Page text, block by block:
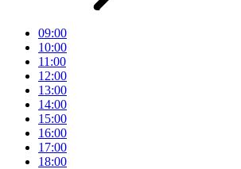
09:00
10:00
11:00
12:00
13:00
14:00
15:00
16:00
17:00
18:00